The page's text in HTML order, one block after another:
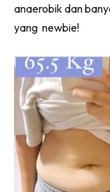
anaerobik dan
yang newbie!